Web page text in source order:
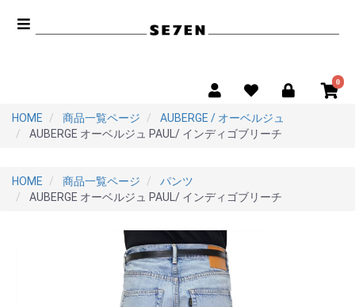
0
HOME 商品一覧ページ
AUBERGE / オーベルジュ
AUBERGE オーベルジュ PAUL/ インディゴブリーチ
HOME 商品一覧ページ
パンツ
AUBERGE オーベルジュ PAUL/ インディゴブリーチ